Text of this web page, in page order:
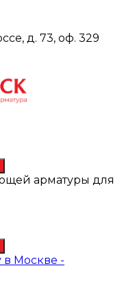
д. 73, оф. 329
арматуры для